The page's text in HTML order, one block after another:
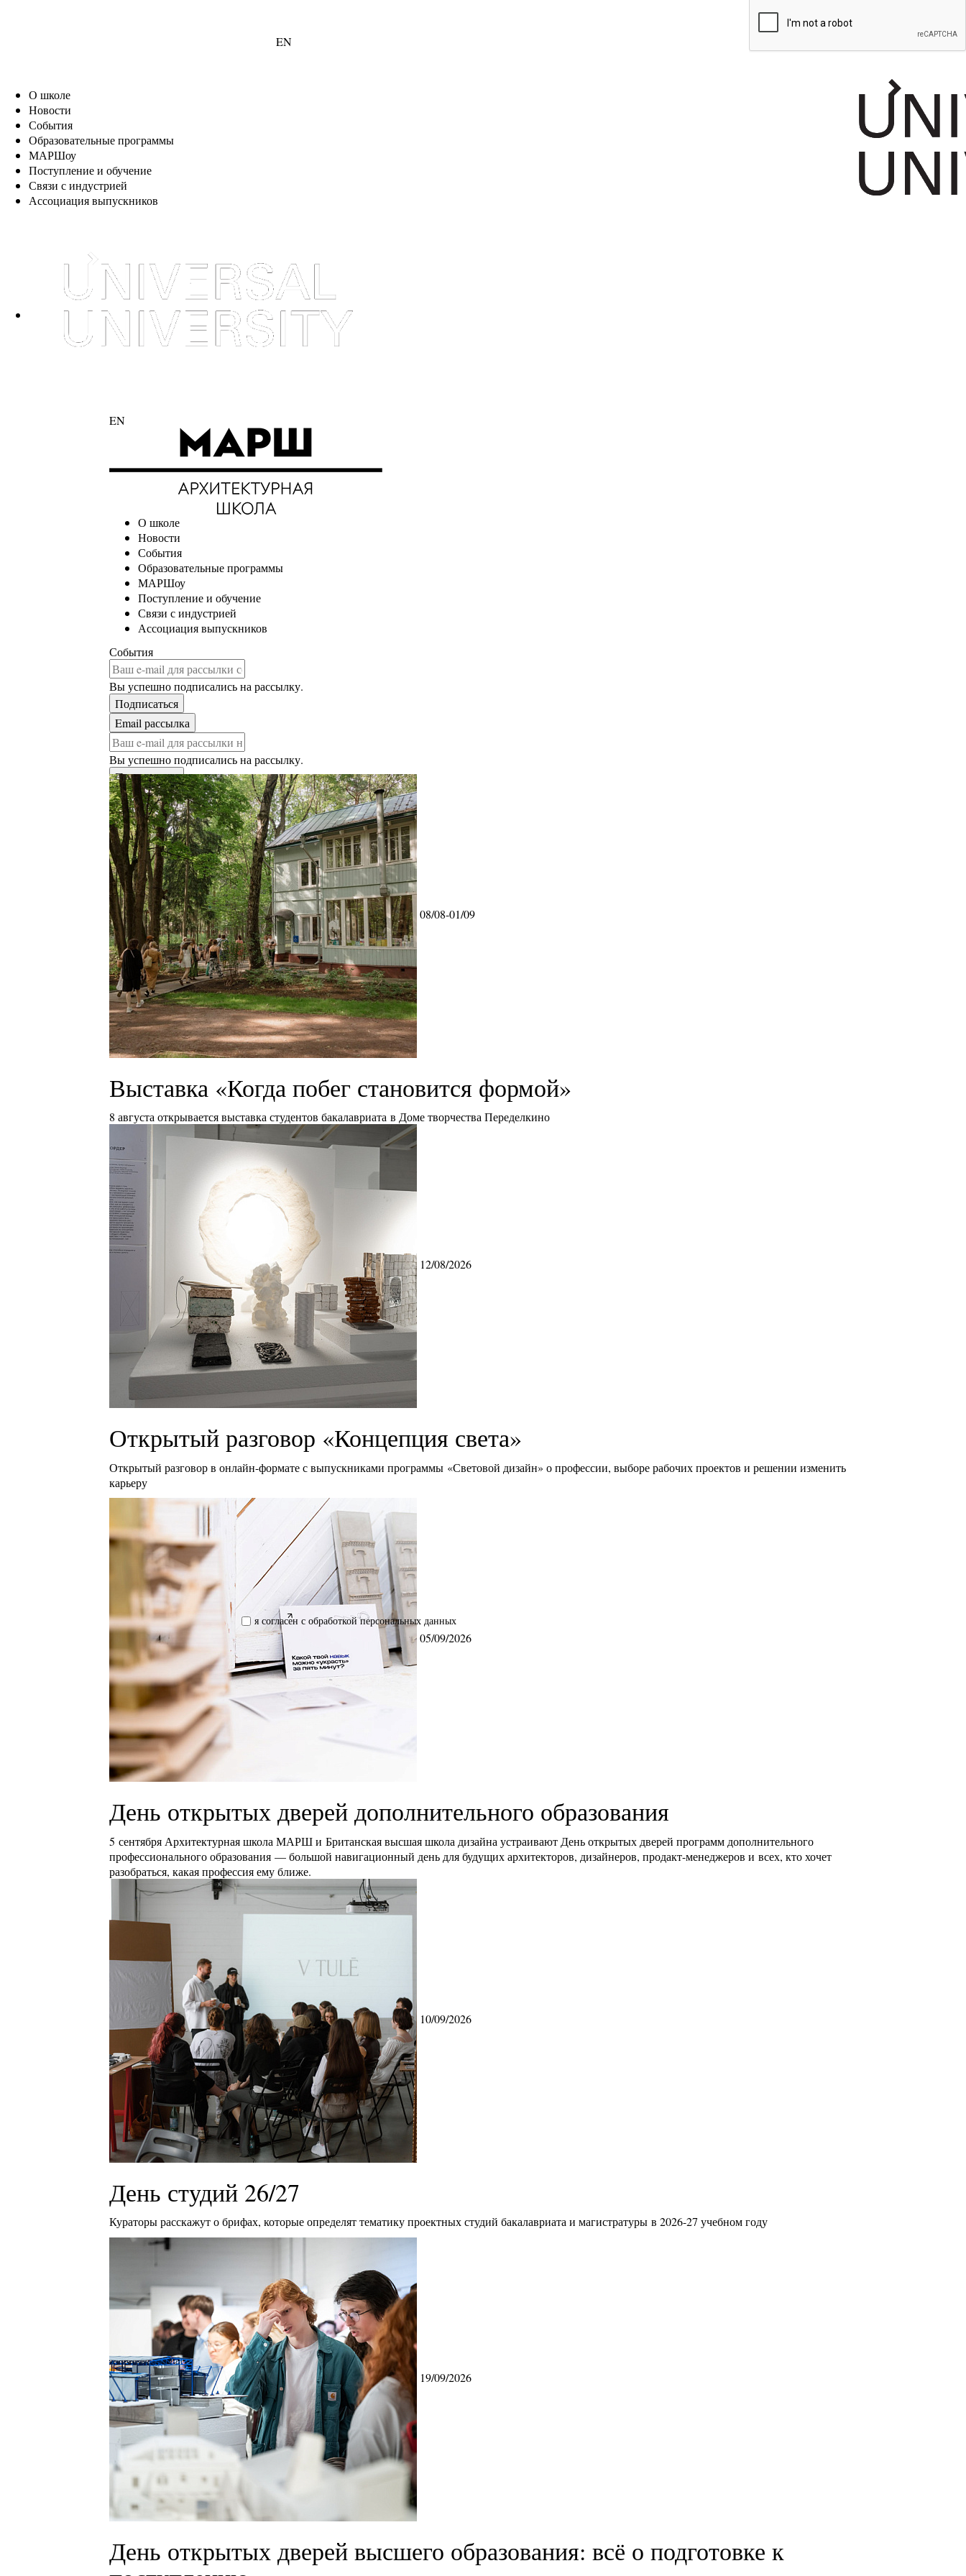
EN
О школе
Новости
События
Образовательные программы
МАРШоу
Поступление и обучение
Связи с индустрией
Ассоциация выпускников
EN
О школе
Новости
События
Образовательные программы
МАРШоу
Поступление и обучение
Связи с индустрией
Ассоциация выпускников
События
Вы успешно подписались на рассылку.
я согласен с обработкой персональных данных
Вы успешно подписались на рассылку.
08/08-01/09
Выставка «Когда побег становится формой»
8 августа открывается выставка студентов бакалавриата в Доме творчества Переделкино
12/08/2026
Открытый разговор «Концепция света»
Открытый разговор в онлайн-формате с выпускниками программы «Световой дизайн» о профессии, выборе рабочих проектов и решении изменить
карьеру
05/09/2026
День открытых дверей дополнительного образования
5 сентября Архитектурная школа МАРШ и Британская высшая школа дизайна устраивают День открытых дверей программ дополнительного
профессионального образования — большой навигационный день для будущих архитекторов, дизайнеров, продакт-менеджеров и всех, кто хочет
разобраться, какая профессия ему ближе.
10/09/2026
День студий 26/27
Кураторы расскажут о брифах, которые определят тематику проектных студий бакалавриата и магистратуры в 2026-27 учебном году
19/09/2026
День открытых дверей высшего образования: всё о подготовке к